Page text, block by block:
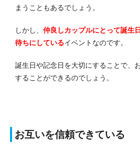
まうこともあるでしょう。
しかし、 仲良しカップルにとって誕生
待ちにしているイベントなのです。
誕生日や記念日を大切にすることで、
することができるのでしょう。
お互いを信頼できている